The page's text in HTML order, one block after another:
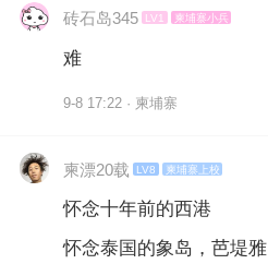
砖石岛345 LV1 柬埔寨小兵
难
9-8 17:22 · 柬埔寨
柬漂20载 LV8 柬埔寨上校
怀念十年前的西港
怀念泰国的象岛，芭堤雅